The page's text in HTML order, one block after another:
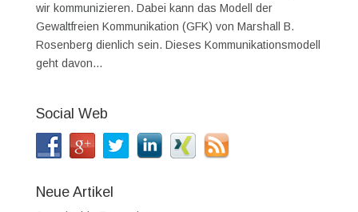
wir kommunizieren. Dabei kann das Modell der
Gewaltfreien Kommunikation (GFK) von Marshall B.
Rosenberg dienlich sein. Dieses Kommunikationsmodell
geht davon...
Social Web
Neue Artikel